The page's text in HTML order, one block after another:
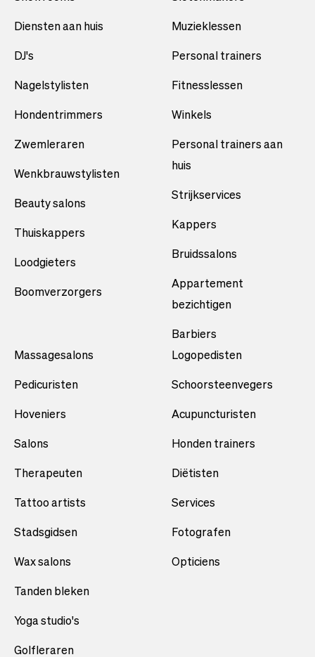
Diensten aan huis
DJ's
Nagelstylisten
Hondentrimmers
Zwemleraren
Wenkbrauwstylisten
Beauty salons
Thuiskappers
Loodgieters
Boomverzorgers
Muzieklessen
Personal trainers
Fitnesslessen
Winkels
Personal trainers aan
huis
Strijkservices
Kappers
Bruidssalons
Appartement
bezichtigen
Barbiers
Massagesalons
Pedicuristen
Hoveniers
Salons
Therapeuten
Tattoo artists
Stadsgidsen
Wax salons
Tanden bleken
Yoga studio's
Golfleraren
Logopedisten
Schoorsteenvegers
Acupuncturisten
Honden trainers
Diëtisten
Services
Fotografen
Opticiens